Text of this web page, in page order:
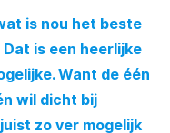
is nou het beste
is een heerlijke
Want de één
wil dicht bij
zo ver mogelijk